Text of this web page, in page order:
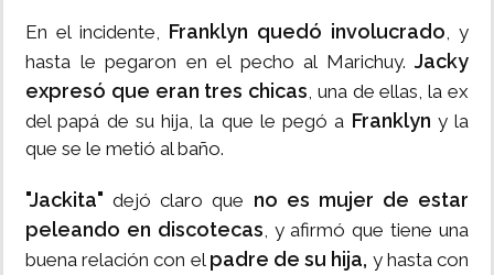
En el incidente, Franklyn quedó involucrado, y
hasta le pegaron en el pecho al Marichuy. Jacky
expresó que eran tres chicas, una de ellas, la ex
del papá de su hija, la que le pegó a Franklyn y la
que se le metió al baño.
"Jackita" dejó claro que no es mujer de estar
peleando en discotecas, y afirmó que tiene una
buena relación con el padre de su hija, y hasta con